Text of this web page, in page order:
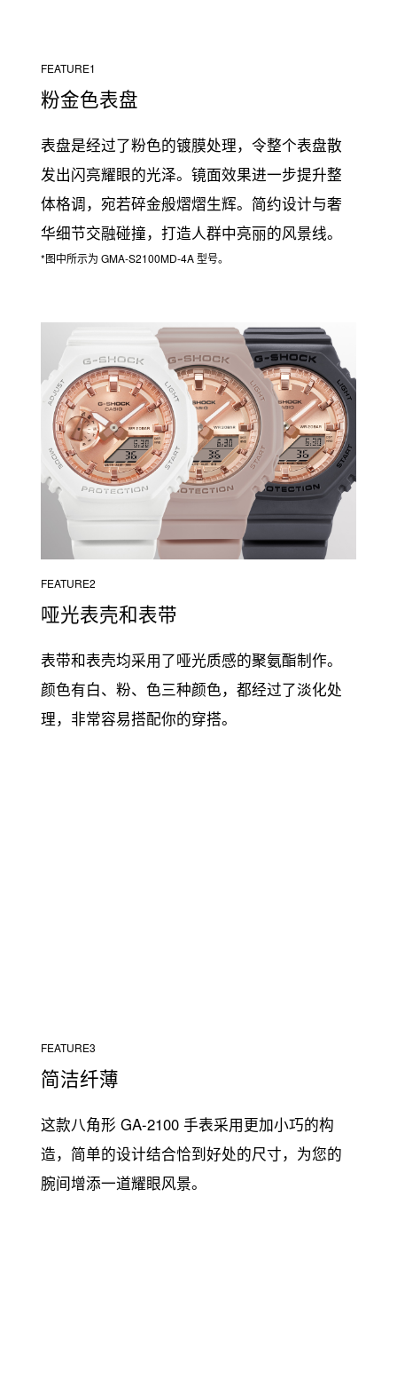
FEATURE1
粉金色表盘
表盘是经过了粉色的镀膜处理，令整个表盘散
发出闪亮耀眼的光泽。镜面效果进一步提升整
体格调，宛若碎金般熠熠生辉。简约设计与奢
华细节交融碰撞，打造人群中亮丽的风景线。
*图中所示为 GMA-S2100MD-4A 型号。
FEATURE2
哑光表壳和表带
表带和表壳均采用了哑光质感的聚氨酯制作。
颜色有白、粉、色三种颜色，都经过了淡化处
理，非常容易搭配你的穿搭。
FEATURE3
简洁纤薄
这款八角形 GA-2100 手表采用更加小巧的构
造，简单的设计结合恰到好处的尺寸，为您的
腕间增添一道耀眼风景。